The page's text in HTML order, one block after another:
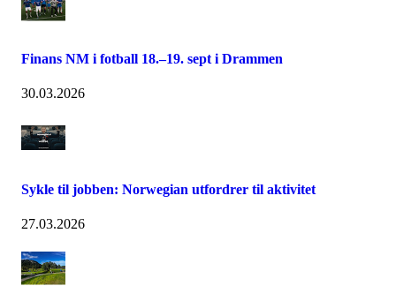
Finans NM i fotball 18.–19. sept i Drammen
30.03.2026
Sykle til jobben: Norwegian utfordrer til aktivitet
27.03.2026